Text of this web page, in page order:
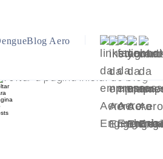
Blog Aero
Voltar a página inicial do blog